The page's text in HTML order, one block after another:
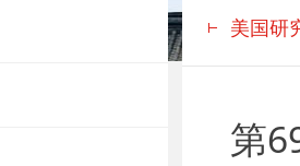
美国研
第